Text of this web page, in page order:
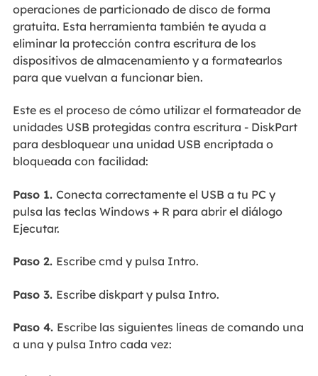
operaciones de particionado de disco de forma
gratuita. Esta herramienta también te ayuda a
eliminar la protección contra escritura de los
dispositivos de almacenamiento y a formatearlos
para que vuelvan a funcionar bien.
Este es el proceso de cómo utilizar el formateador de
unidades USB protegidas contra escritura - DiskPart
para desbloquear una unidad USB encriptada o
bloqueada con facilidad:
Paso 1. Conecta correctamente el USB a tu PC y
pulsa las teclas Windows + R para abrir el diálogo
Ejecutar.
Paso 2. Escribe cmd y pulsa Intro.
Paso 3. Escribe diskpart y pulsa Intro.
Paso 4. Escribe las siguientes líneas de comando una
a una y pulsa Intro cada vez: